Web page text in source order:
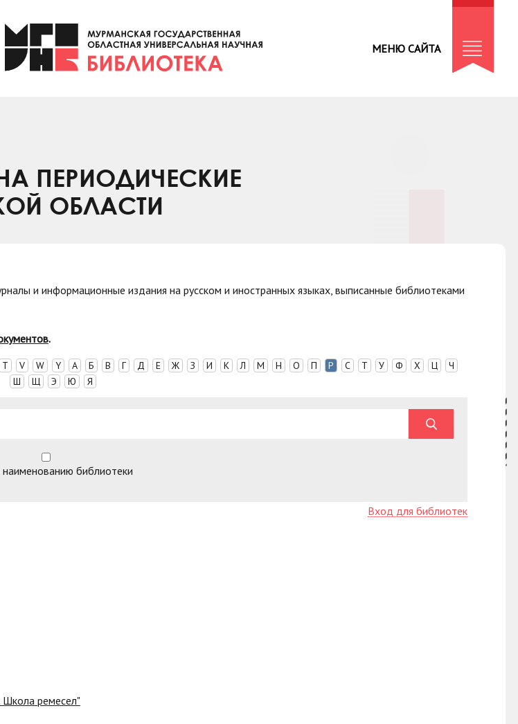
МЕНЮ САЙТА
ПЕРИОДИЧЕСКИЕ
ОБЛАСТИ
и информационные издания на русском и иностранных языках, выписанные библиотеками
.
T V W Y А Б В Г Д Е Ж З И К Л М Н О П Р С Т У Ф Х Ц
Ч
Ш
Щ Э Ю Я
наименованию библиотеки
Вход для библиотек
ремесел"